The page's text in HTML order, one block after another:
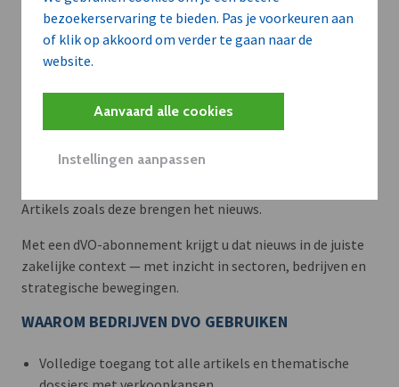
bezoekerservaring te bieden. Pas je voorkeuren aan
of klik op akkoord om verder te gaan naar de
website.
Aanvaard alle cookies
Instellingen aanpassen
Meer context. Dieper begrip.
Artikels zoals deze brengen het nieuws.
Met een dVO-abonnement krijgt u dat nieuws in de juiste
zakelijke context — met inzicht in sectoren, bedrijven en
strategische bewegingen.
WAAROM BEDRIJVEN DVO GEBRUIKEN
Volledige toegang tot alle artikels en thematische